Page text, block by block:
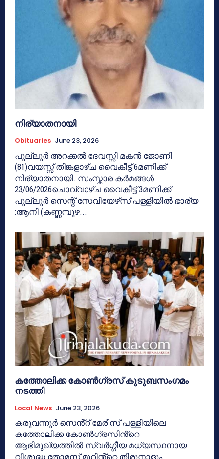
നിര്യാതനായി
Obituaries June 23, 2026
പുല്ലൂർ അറക്കൽ ദേവസ്സി മകൻ ജോണി
(81)വയസ്സ് തിങ്കളാഴ്ച വൈകീട്ട് 6മണിക്ക്
നിര്യാതനായി. സംസ്കാര കർമങ്ങൾ
23/06/2026ചൊവ്വാഴ്ച വൈകീട്ട് 3മണിക്ക്
പുല്ലൂർ സെന്റ് സേവിയേഴ്‌സ് പള്ളിയിൽ ഭാര്യ
:ആനി (കണ്ണമ്പുഴ...
കത്തോലിക്ക കോൺഗ്രസ് കുടുബസംഗമം
നടത്തി
Local News June 23, 2026
കരുവന്നൂർ സെൻ്റ് മേരീസ് പള്ളിയിലെ
കത്തോലിക്ക കോൺഗ്രസിൻ്റെ
ആഭിമുഖ്യത്തിൽ സ്വർഗ്ഗീയ മധ്യസ്ഥനായ
വിശുദ്ധ തോമസ് മൂറിൻ്റെ തിരുനാളും